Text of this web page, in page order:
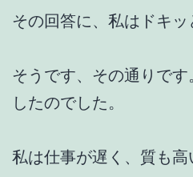
その回答に、私はドキッ
そうです、その通りで
したのでした。
私は仕事が遅く、質も高